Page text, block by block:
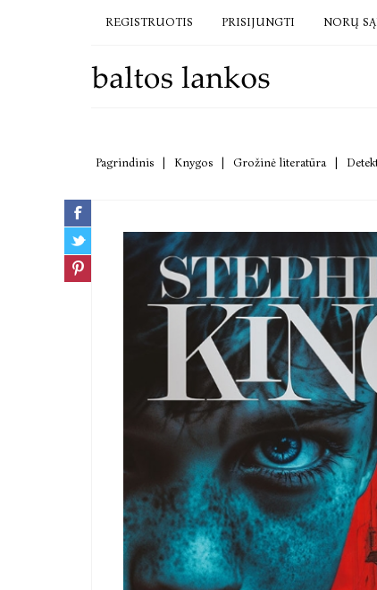
REGISTRUOTIS PRISIJUNGTI NORŲ
Pagrindinis Knygos Grožinė literatūra